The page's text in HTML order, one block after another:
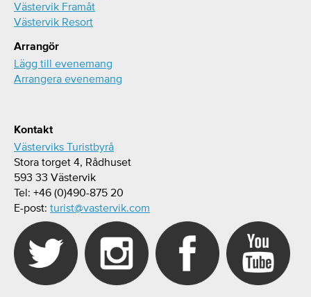
Västervik Framåt
Västervik Resort
Arrangör
Lägg till evenemang
Arrangera evenemang
Kontakt
Västerviks Turistbyrå
Stora torget 4, Rådhuset
593 33 Västervik
Tel: +46 (0)490-875 20
E-post: turist@vastervik.com